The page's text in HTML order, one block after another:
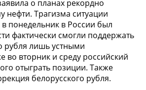
о планах рекордно
нефти. Трагизма ситуации
понедельник в России был
фактически смогли поддержать
рубля лишь устными
во вторник и среду российский
отыграть позиции. Также
белорусского рубля.